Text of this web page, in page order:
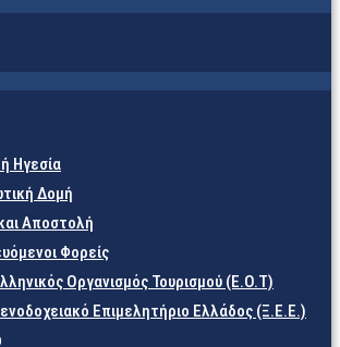
Ηγεσία
Δομή
Αποστολή
Φορείς
Οργανισμός Τουρισμού (Ε.Ο.Τ)
Επιμελητήριο Ελλάδος (Ξ.Ε.Ε.)